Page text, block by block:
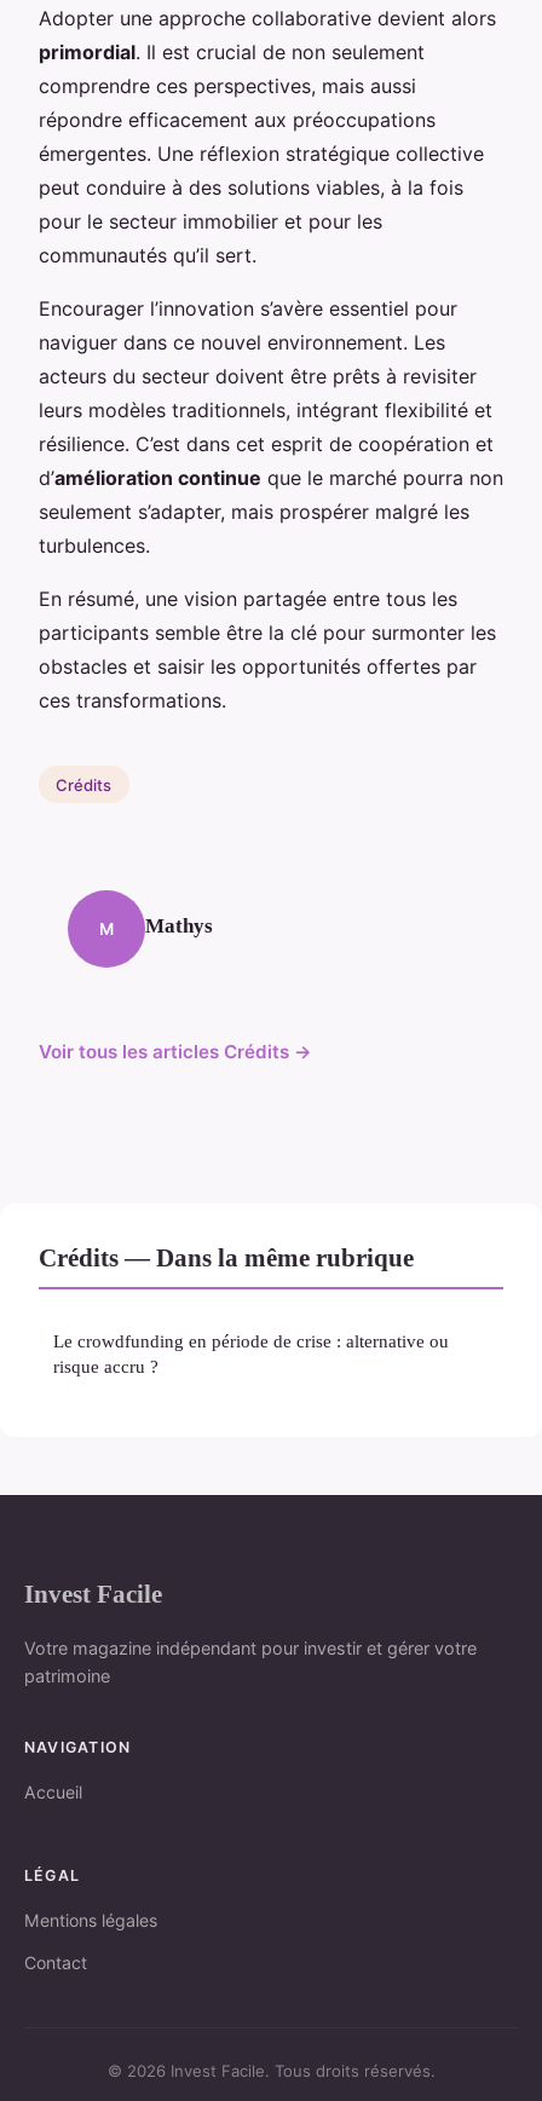
Adopter une approche collaborative devient alors
primordial. Il est crucial de non seulement
comprendre ces perspectives, mais aussi
répondre efficacement aux préoccupations
émergentes. Une réflexion stratégique collective
peut conduire à des solutions viables, à la fois
pour le secteur immobilier et pour les
communautés qu’il sert.
Encourager l’innovation s’avère essentiel pour
naviguer dans ce nouvel environnement. Les
acteurs du secteur doivent être prêts à revisiter
leurs modèles traditionnels, intégrant flexibilité et
résilience. C’est dans cet esprit de coopération et
d’amélioration continue que le marché pourra non
seulement s’adapter, mais prospérer malgré les
turbulences.
En résumé, une vision partagée entre tous les
participants semble être la clé pour surmonter les
obstacles et saisir les opportunités offertes par
ces transformations.
Crédits
M Mathys
Voir tous les articles Crédits →
Crédits — Dans la même rubrique
Le crowdfunding en période de crise : alternative ou
risque accru ?
Invest Facile
Votre magazine indépendant pour investir et gérer votre
patrimoine
NAVIGATION
Accueil
LÉGAL
Mentions légales
Contact
© 2026 Invest Facile. Tous droits réservés.